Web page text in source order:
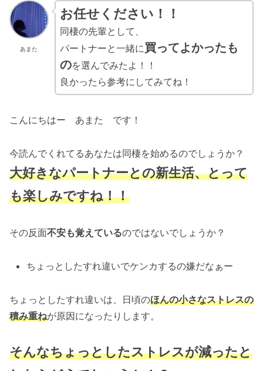
あまた
お任せください！！
同棲の先輩として、
パートナーと一緒に 買ってよかったも
のを選んでみたよ！！
良かったら参考にしてみてね！
こんにちはー あまた です！
今読んでくれてるあなたは同棲を始めるのでしょうか？
大好きなパートナーとの新生活、とって
も楽しみですね！！
その反面不安も覚えているのではないでしょうか？
ちょっとしたすれ違いでケンカするの嫌だなぁー
ちょっとしたすれ違いは、日頃のほんの小さなストレスの
積み重ねが原因になったりします。
そんなちょっとしたストレスが減ったと